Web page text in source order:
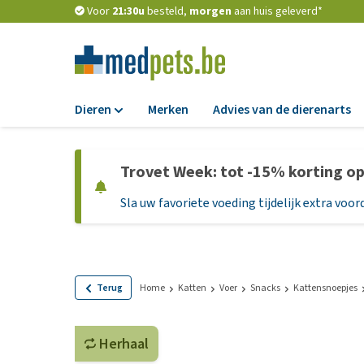
Voor 21:30u besteld, morgen aan huis geleverd*
Dieren
Hondenbrokken
Natvoer
Graanvrij
Merken Advies van de dierenarts
Trovet Week: tot -15% korting
Sla uw favoriete voeding tijdelijk extra
Terug Home Katten Voer Snacks Kattensnoepjes
Herhaal